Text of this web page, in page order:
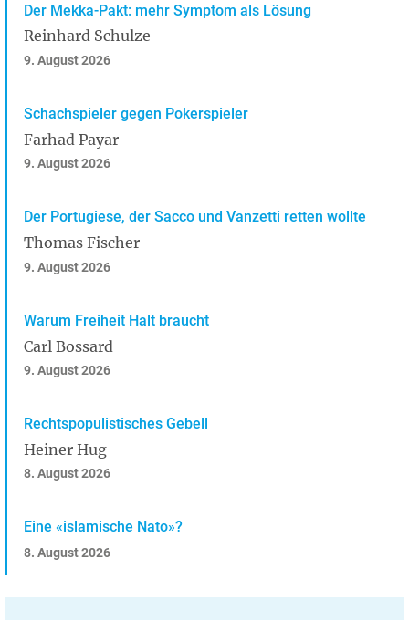
Der Mekka-Pakt: mehr Symptom als Lösung
Reinhard Schulze
9. August 2026
Schachspieler gegen Pokerspieler
Farhad Payar
9. August 2026
Der Portugiese, der Sacco und Vanzetti retten wollte
Thomas Fischer
9. August 2026
Warum Freiheit Halt braucht
Carl Bossard
9. August 2026
Rechtspopulistisches Gebell
Heiner Hug
8. August 2026
Eine «islamische Nato»?
8. August 2026